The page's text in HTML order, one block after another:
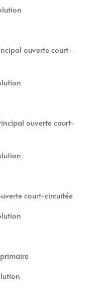
ouverte court-
ouverte court-
court-circuitée